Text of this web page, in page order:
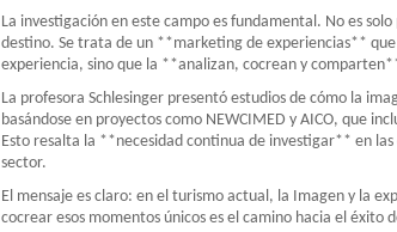
La investigación en este campo es fundamental. No es
destino. Se trata de un **marketing de experiencias**
experiencia, sino que la **analizan, cocrean y
La profesora Schlesinger presentó estudios de cómo la
basándose en proyectos como NEWCIMED y AICO, que
Esto resalta la **necesidad continua de investigar** en
sector.
El mensaje es claro: en el turismo actual, la Imagen y la
cocrear esos momentos únicos es el camino hacia el éxito